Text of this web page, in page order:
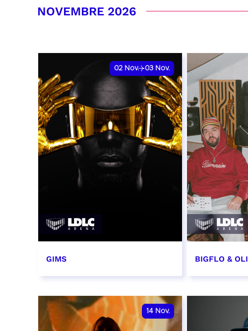
NOVEMBRE 2026
02 Nov. 03 Nov.
GIMS
RÉSERVER
BIGFLO & OLI
14 Nov.